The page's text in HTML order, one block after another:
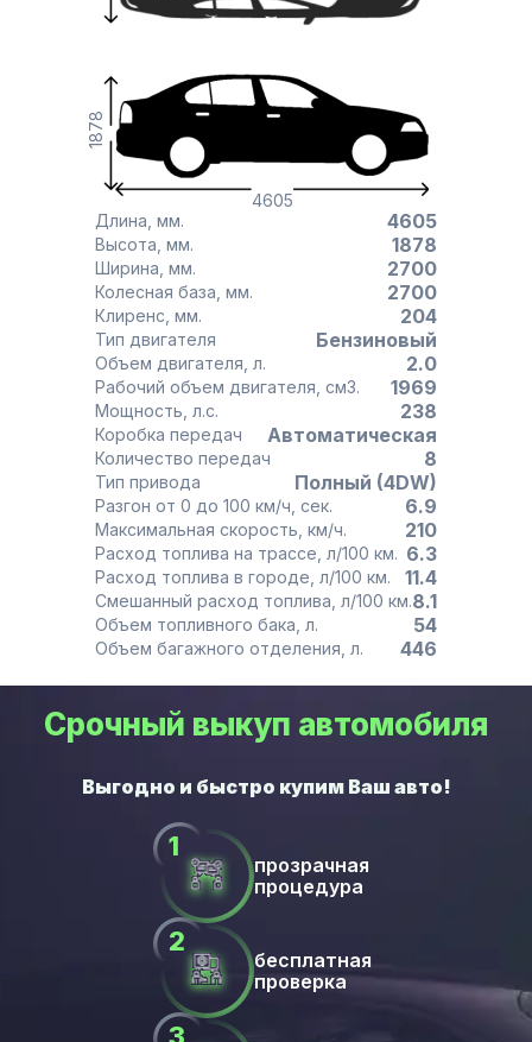
4605
1878
Длина, мм. 4605
Высота, мм. 1878
Ширина, мм. 2700
Колесная база, мм. 2700
Клиренс, мм. 204
Тип двигателя Бензиновый
Объем двигателя, л. 2.0
Рабочий объем двигателя, см3. 1969
Мощность, л.с. 238
Коробка передач Автоматическая
Количество передач 8
Тип привода Полный (4DW)
Разгон от 0 до 100 км/ч, сек. 6.9
Максимальная скорость, км/ч. 210
Расход топлива на трассе, л/100 км. 6.3
Расход топлива в городе, л/100 км. 11.4
Смешанный расход топлива, л/100 км.8.1
Объем топливного бака, л. 54
Объем багажного отделения, л. 446
Срочный выкуп автомобиля
прозрачная
процедура
бесплатная
проверка